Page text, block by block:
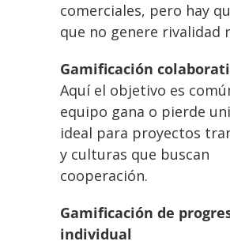
comerciales, pero hay
que no genere rivalidad
Gamificación
Aquí el objetivo es
equipo gana o pierde
ideal para proyectos
y culturas que buscan
cooperación.
Gamificación de
individual